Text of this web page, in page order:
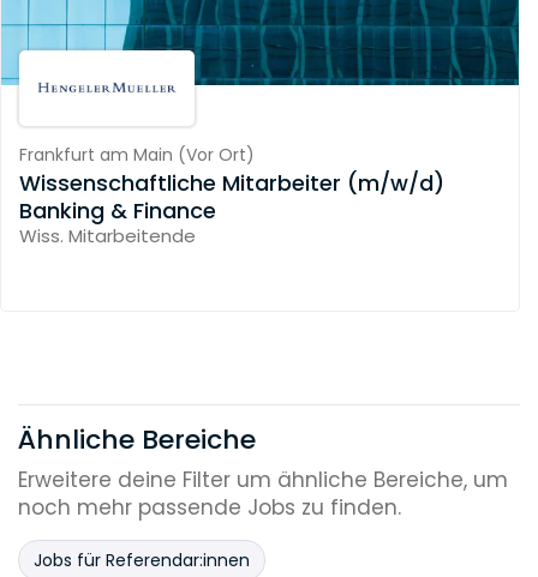
Frankfurt am Main (Vor Ort)
Wissenschaftliche Mitarbeiter (m/w/d)
Banking & Finance
Wiss. Mitarbeitende
Ähnliche Bereiche
Erweitere deine Filter um ähnliche Bereiche, um
noch mehr passende Jobs zu finden.
Jobs für Referendar:innen